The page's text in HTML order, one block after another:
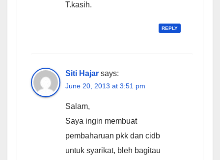
T.kasih.
REPLY
Siti Hajar says:
June 20, 2013 at 3:51 pm
Salam,
Saya ingin membuat
pembaharuan pkk dan cidb
untuk syarikat, bleh bagitau